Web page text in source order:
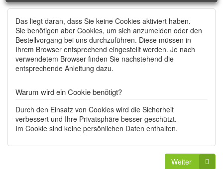
Das liegt daran, dass Sie keine Cookies aktiviert haben.
Sie benötigen aber Cookies, um sich anzumelden oder den
Bestellvorgang bei uns durchzuführen. Diese müssen in
Ihrem Browser entsprechend eingestellt werden. Je nach
verwendetem Browser finden Sie nachstehend die
entsprechende Anleitung dazu.
Warum wird ein Cookie benötigt?
Durch den Einsatz von Cookies wird die Sicherheit
verbessert und Ihre Privatsphäre besser geschützt.
Im Cookie sind keine persönlichen Daten enthalten.
Weiter